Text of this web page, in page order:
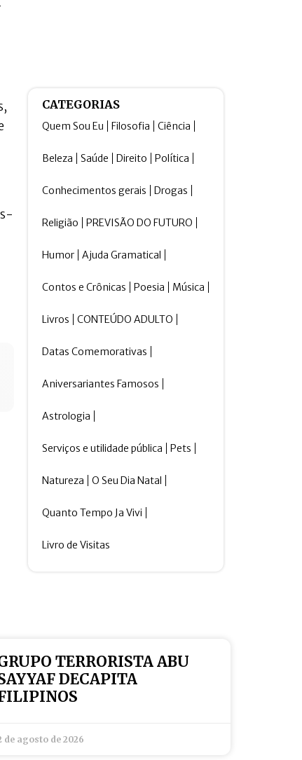
CATEGORIAS
Quem Sou Eu Filosofia Ciência
Beleza Saúde Direito Política
Conhecimentos gerais Drogas
Religião PREVISÃO DO FUTURO
Humor Ajuda Gramatical
Contos e Crônicas Poesia Música
Livros CONTEÚDO ADULTO
Datas Comemorativas
Aniversariantes Famosos
Astrologia
Serviços e utilidade pública Pets
Natureza O Seu Dia Natal
Quanto Tempo Ja Vivi
Livro de Visitas
TERRORISTA ABU
DECAPITA
de agosto de 2026